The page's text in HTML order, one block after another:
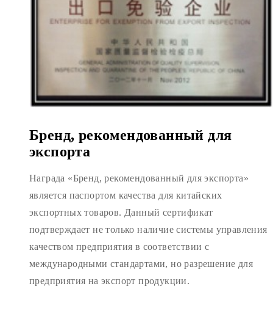
Бренд, рекомендованный для
экспорта
Награда «Бренд, рекомендованный для экспорта»
является паспортом качества для китайских
экспортных товаров. Данный сертификат
подтверждает не только наличие системы управления
качеством предприятия в соответствии с
международными стандартами, но разрешение для
предприятия на экспорт продукции.